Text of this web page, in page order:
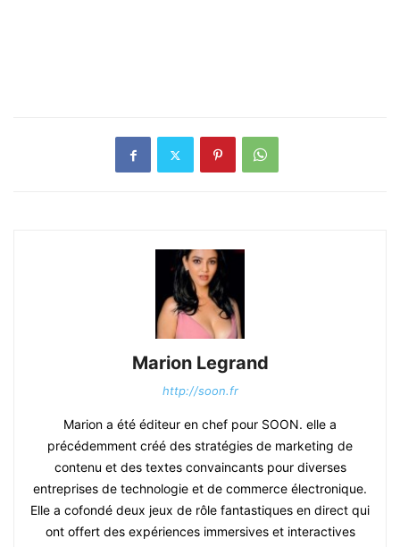
Marion Legrand
http://soon.fr
Marion a été éditeur en chef pour SOON. elle a
précédemment créé des stratégies de marketing de
contenu et des textes convaincants pour diverses
entreprises de technologie et de commerce électronique.
Elle a cofondé deux jeux de rôle fantastiques en direct qui
ont offert des expériences immersives et interactives